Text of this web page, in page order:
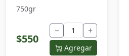
750gr
$550
− +
Agregar